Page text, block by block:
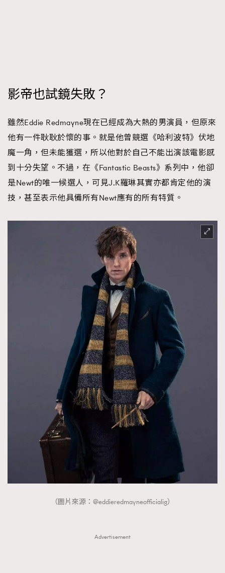
影帝也試鏡失敗？
雖然Eddie Redmayne現在已經成為大熱的男演員，但原來
他有一件耿耿於懷的事。就是他曾競選《哈利波特》伏地
魔一角，但未能獲選，所以他對於自己不能出演該電影感
到十分失望。不過，在《Fantastic Beasts》系列中，他卻
是Newt的唯一候選人，可見J.K羅琳其實亦都肯定他的演
技，甚至表示他具備所有Newt應有的所有特質。
（圖片來源：@eddieredmayneofficialig）
Advertisement